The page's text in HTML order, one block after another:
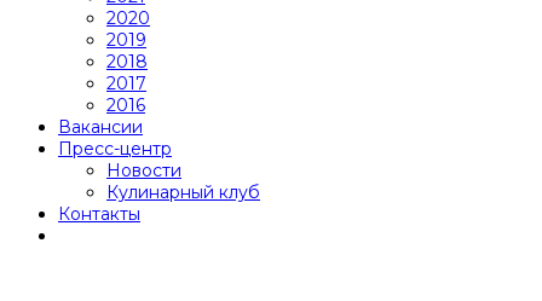
2020
2019
2018
2017
2016
Вакансии
Пресс-центр
Новости
Кулинарный клуб
Контакты